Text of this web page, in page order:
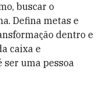
buscar o
Defina metas e
dentro e
caixa e
uma pessoa